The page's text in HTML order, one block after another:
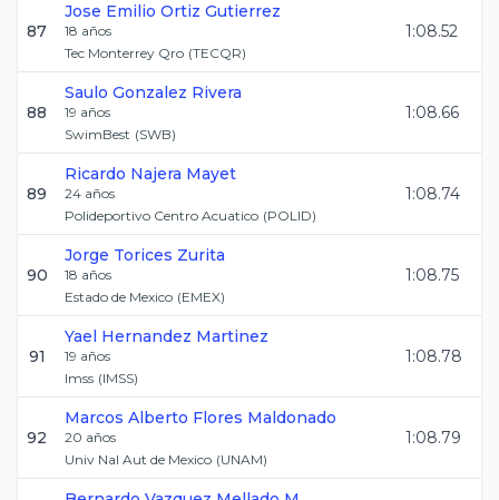
87
Jose Emilio Ortiz Gutierrez
18 años
Tec Monterrey Qro (TECQR)
1:08.52
88
Saulo Gonzalez Rivera
19 años
SwimBest (SWB)
1:08.66
89
Ricardo Najera Mayet
24 años
Polideportivo Centro Acuatico (POLID)
1:08.74
90
Jorge Torices Zurita
18 años
Estado de Mexico (EMEX)
1:08.75
91
Yael Hernandez Martinez
19 años
Imss (IMSS)
1:08.78
92
Marcos Alberto Flores Maldonado
20 años
Univ Nal Aut de Mexico (UNAM)
1:08.79